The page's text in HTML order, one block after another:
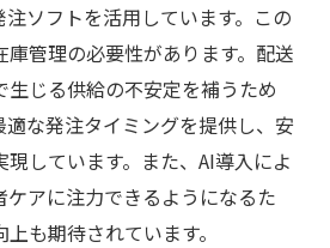
供給を実現する工夫
技術の相乗効果
で実現する調剤薬局の在庫管
けるAI技術の利点
在庫状況の把握
ソフトを活用しています。この
管理の必要性があります。配送
じる供給の不安定を補うため
な発注タイミングを提供し、安
しています。また、AI導入によ
ケアに注力できるようになるた
も期待されています。